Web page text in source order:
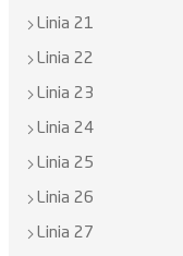
Linia 21
Linia 22
Linia 23
Linia 24
Linia 25
Linia 26
Linia 27